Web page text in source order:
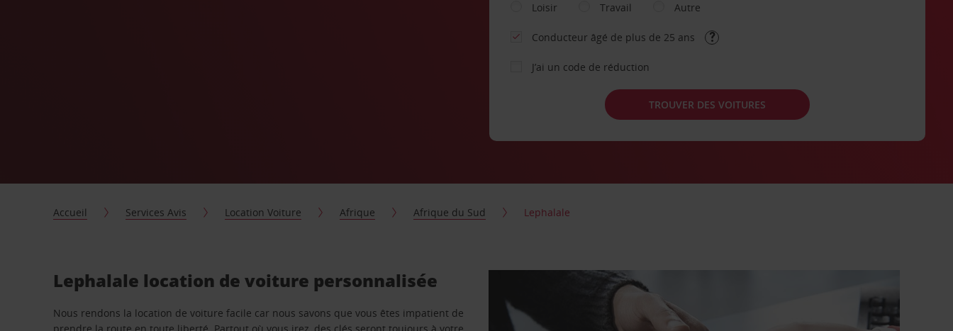
Loisir
Travail Autre
Conducteur âgé de plus de 25 ans
J’ai un code de réduction
TROUVER DES VOITURES
Accueil Services Avis Location Voiture Afrique Afrique du Sud Lephalale
Lephalale location de voiture personnalisée
Nous rendons la location de voiture facile car nous savons que vous êtes impatient de